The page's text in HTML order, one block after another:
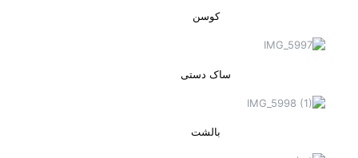
کوسن
ساک دستی
بالشت